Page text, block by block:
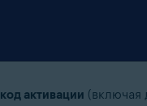
код активации (включая